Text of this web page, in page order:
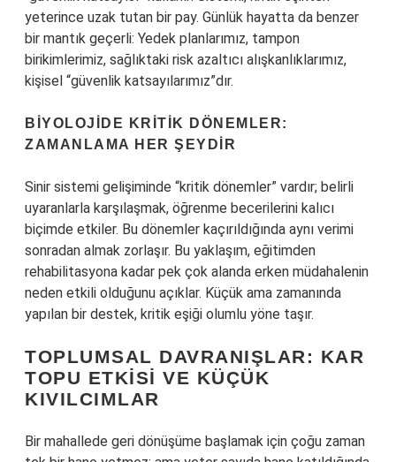
yeterince uzak tutan bir pay. Günlük hayatta da benzer
bir mantık geçerli: Yedek planlarımız, tampon
birikimlerimiz, sağlıktaki risk azaltıcı alışkanlıklarımız,
kişisel “güvenlik katsayılarımız”dır.
BIYOLOJIDE KRITIK DÖNEMLER:
ZAMANLAMA HER ŞEYDIR
Sinir sistemi gelişiminde “kritik dönemler” vardır; belirli
uyaranlarla karşılaşmak, öğrenme becerilerini kalıcı
biçimde etkiler. Bu dönemler kaçırıldığında aynı verimi
sonradan almak zorlaşır. Bu yaklaşım, eğitimden
rehabilitasyona kadar pek çok alanda erken müdahalenin
neden etkili olduğunu açıklar. Küçük ama zamanında
yapılan bir destek, kritik eşiği olumlu yöne taşır.
TOPLUMSAL DAVRANIŞLAR: KAR
TOPU ETKISI VE KÜÇÜK
KIVILCIMLAR
Bir mahallede geri dönüşüme başlamak için çoğu zaman